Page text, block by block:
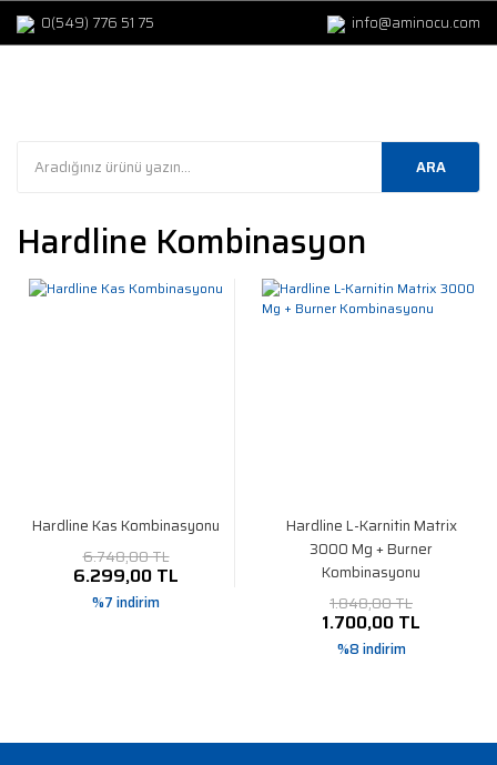
0(549) 776 51 75 info@aminocu.com
ARA
Hardline Kombinasyon
Hardline Kas Kombinasyonu
6.748,00 TL
6.299,00 TL
%7 indirim
Hardline L-Karnitin Matrix
3000 Mg + Burner
Kombinasyonu
1.848,00 TL
1.700,00 TL
%8 indirim